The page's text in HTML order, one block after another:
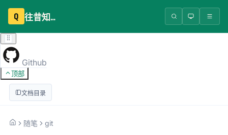
Q 往昔知识库
Github
顶部
文档目录
随笔 git